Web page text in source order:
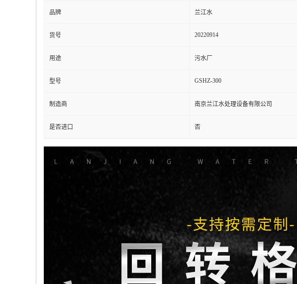
品牌 兰江水
货号 20220914
用途 污水厂
型号 GSHZ-300
制造商 南京兰江水处理设备有限公司
是否进口 否